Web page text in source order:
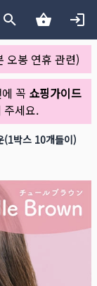
오봉 연휴 관련)
꼭 쇼핑가이드
세요.
박스 10개들이)